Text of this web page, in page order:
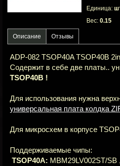
Единица:
Вес: 0.15
Описание Отзывы
ADP-082 TSOP40A TSOP40B
Содержит в себе две платы..
TSOP40B !
Для использования нужна
универсальная плата колдка
Для микросхем в корпусе
Поддерживаемые чипы:
TSOP40A: MBM29LV002ST/SB